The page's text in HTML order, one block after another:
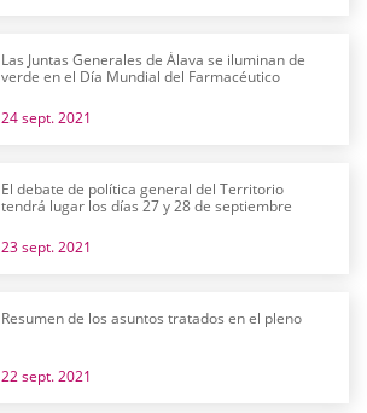
Las Juntas Generales de Álava se iluminan de
verde en el Día Mundial del Farmacéutico
24 sept. 2021
El debate de política general del Territorio
tendrá lugar los días 27 y 28 de septiembre
23 sept. 2021
Resumen de los asuntos tratados en el pleno
22 sept. 2021